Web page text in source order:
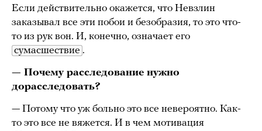
Если действительно окажется, что Невзлин
заказывал все эти побои и безобразия, то это что-
то из рук вон. И, конечно, означает его
сумасшествие .
— Почему расследование нужно
дорасследовать?
— Потому что уж больно это все невероятно. Как-
то это все не вяжется. И в чем мотивация